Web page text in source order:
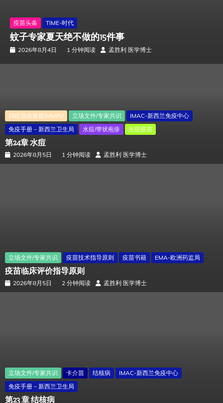
疫苗头条 TIME-时代
蚊子专家夏天绝不做的15件事
2026年8月4日 1 分钟阅读 孟胜利 医学博士
四痘混合疫苗/MMRV 立场文件/专家共识
IMAC-新西兰免疫中心
免疫手册 – 新西兰卫生局
水痘/带状疱疹 水痘疫苗
第24章 水痘
2026年8月5日 1 分钟阅读 孟胜利 医学博士
立场文件/专家共识 疫苗技术指导原则 疫苗书籍 EMA-欧洲药监局
疫苗临床评价指导原则
2026年8月5日 2 分钟阅读 孟胜利 医学博士
立场文件/专家共识 卡介苗 结核病
IMAC-新西兰免疫中心
免疫手册 – 新西兰卫生局
第23 章 结核病